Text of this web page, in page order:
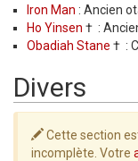
Iron Man : Ancien
Ho Yinsen † :
Obadiah Stane † :
Divers
Cette section
incomplète. Votre